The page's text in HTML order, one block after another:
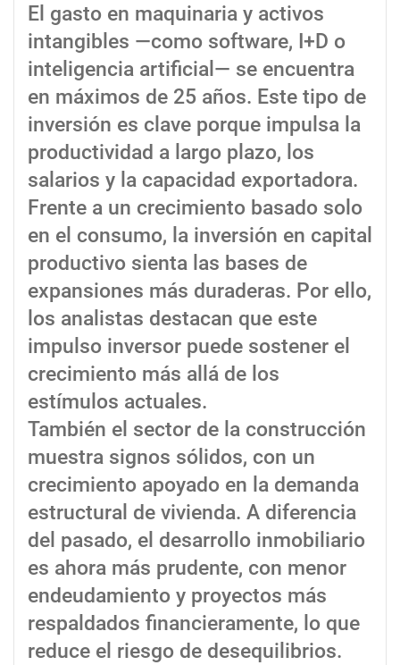
El gasto en maquinaria y activos
intangibles —como software, I+D o
inteligencia artificial— se encuentra
en máximos de 25 años. Este tipo de
inversión es clave porque impulsa la
productividad a largo plazo, los
salarios y la capacidad exportadora.
Frente a un crecimiento basado solo
en el consumo, la inversión en capital
productivo sienta las bases de
expansiones más duraderas. Por ello,
los analistas destacan que este
impulso inversor puede sostener el
crecimiento más allá de los
estímulos actuales.
También el sector de la construcción
muestra signos sólidos, con un
crecimiento apoyado en la demanda
estructural de vivienda. A diferencia
del pasado, el desarrollo inmobiliario
es ahora más prudente, con menor
endeudamiento y proyectos más
respaldados financieramente, lo que
reduce el riesgo de desequilibrios.